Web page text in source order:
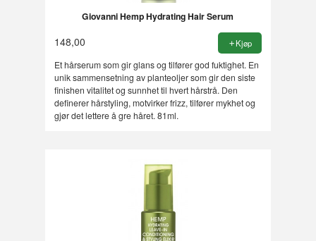
Giovanni Hemp Hydrating Hair Serum
148,00 Kjøp
Et hårserum som gir glans og tilfører god fuktighet. En
unik sammensetning av planteoljer som gir den siste
finishen vitalitet og sunnhet til hvert hårstrå. Den
definerer hårstyling, motvirker frizz, tilfører mykhet og
gjør det lettere å gre håret. 81ml.